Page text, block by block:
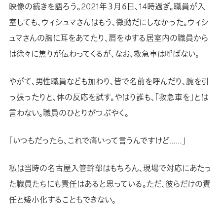
映像の続きを語ろう。2021年３月６日、14時過ぎ。職員が入
室しても、ウィシュマさんはもう、微動だにしなかった。ウィシ
ュマさんの胸に耳をあてたり、肩をゆする居室内の職員から
は徐々に焦りが伝わってくるが、なお、救急車は呼ばない。
やがて、男性職員なども加わり、皆で名前を呼んだり、腕を引
っ張ったりと、体の反応を試す。やはり誰も、「救急車を」とは
言わない。職員のひとりがつぶやく。
「いつもだったら、これで痛いって言うんですけど……」
私は当時の名古屋入管幹部はもちろん、現場で対応にあたっ
た職員たちにも責任はあると思っている。ただ、彼らだけの責
任と矮小化することもできない。